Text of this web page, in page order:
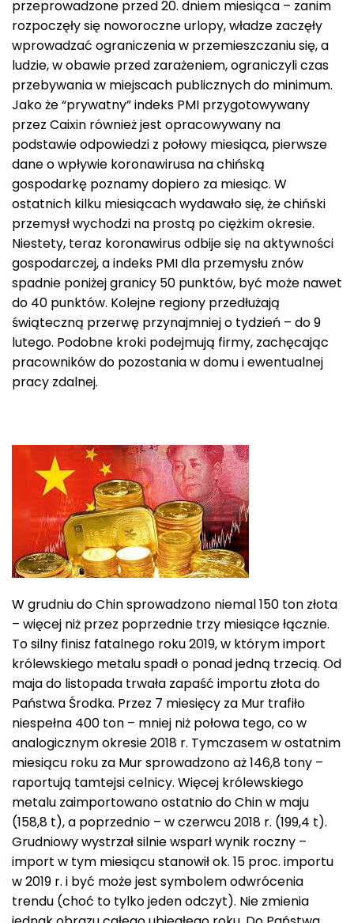
przeprowadzone przed 20. dniem miesiąca – zanim
rozpoczęły się noworoczne urlopy, władze zaczęły
wprowadzać ograniczenia w przemieszczaniu się, a
ludzie, w obawie przed zarażeniem, ograniczyli czas
przebywania w miejscach publicznych do minimum.
Jako że “prywatny” indeks PMI przygotowywany
przez Caixin również jest opracowywany na
podstawie odpowiedzi z połowy miesiąca, pierwsze
dane o wpływie koronawirusa na chińską
gospodarkę poznamy dopiero za miesiąc. W
ostatnich kilku miesiącach wydawało się, że chiński
przemysł wychodzi na prostą po ciężkim okresie.
Niestety, teraz koronawirus odbije się na aktywności
gospodarczej, a indeks PMI dla przemysłu znów
spadnie poniżej granicy 50 punktów, być może nawet
do 40 punktów. Kolejne regiony przedłużają
świąteczną przerwę przynajmniej o tydzień – do 9
lutego. Podobne kroki podejmują firmy, zachęcając
pracowników do pozostania w domu i ewentualnej
pracy zdalnej.
W grudniu do Chin sprowadzono niemal 150 ton złota
– więcej niż przez poprzednie trzy miesiące łącznie.
To silny finisz fatalnego roku 2019, w którym import
królewskiego metalu spadł o ponad jedną trzecią. Od
maja do listopada trwała zapaść importu złota do
Państwa Środka. Przez 7 miesięcy za Mur trafiło
niespełna 400 ton – mniej niż połowa tego, co w
analogicznym okresie 2018 r. Tymczasem w ostatnim
miesiącu roku za Mur sprowadzono aż 146,8 tony –
raportują tamtejsi celnicy. Więcej królewskiego
metalu zaimportowano ostatnio do Chin w maju
(158,8 t), a poprzednio – w czerwcu 2018 r. (199,4 t).
Grudniowy wystrzał silnie wsparł wynik roczny –
import w tym miesiącu stanowił ok. 15 proc. importu
w 2019 r. i być może jest symbolem odwrócenia
trendu (choć to tylko jeden odczyt). Nie zmienia